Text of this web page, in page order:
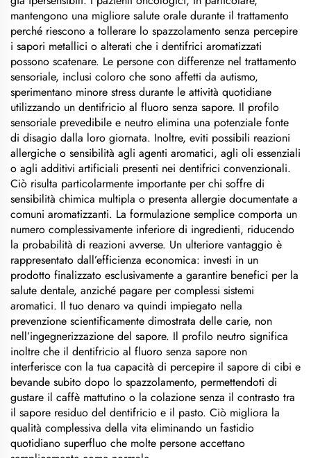
mantengono una migliore salute orale durante il trattamento
perché riescono a tollerare lo spazzolamento senza percepire
i sapori metallici o alterati che i dentifrici aromatizzati
possono scatenare. Le persone con differenze nel trattamento
sensoriale, inclusi coloro che sono affetti da autismo,
sperimentano minore stress durante le attività quotidiane
utilizzando un dentifricio al fluoro senza sapore. Il profilo
sensoriale prevedibile e neutro elimina una potenziale fonte
di disagio dalla loro giornata. Inoltre, eviti possibili reazioni
allergiche o sensibilità agli agenti aromatici, agli oli essenziali
o agli additivi artificiali presenti nei dentifrici convenzionali.
Ciò risulta particolarmente importante per chi soffre di
sensibilità chimica multipla o presenta allergie documentate a
comuni aromatizzanti. La formulazione semplice comporta un
numero complessivamente inferiore di ingredienti, riducendo
la probabilità di reazioni avverse. Un ulteriore vantaggio è
rappresentato dall’efficienza economica: investi in un
prodotto finalizzato esclusivamente a garantire benefici per la
salute dentale, anziché pagare per complessi sistemi
aromatici. Il tuo denaro va quindi impiegato nella
prevenzione scientificamente dimostrata delle carie, non
nell’ingegnerizzazione del sapore. Il profilo neutro significa
inoltre che il dentifricio al fluoro senza sapore non
interferisce con la tua capacità di percepire il sapore di cibi e
bevande subito dopo lo spazzolamento, permettendoti di
gustare il caffè mattutino o la colazione senza il contrasto tra
il sapore residuo del dentifricio e il pasto. Ciò migliora la
qualità complessiva della vita eliminando un fastidio
quotidiano superfluo che molte persone accettano